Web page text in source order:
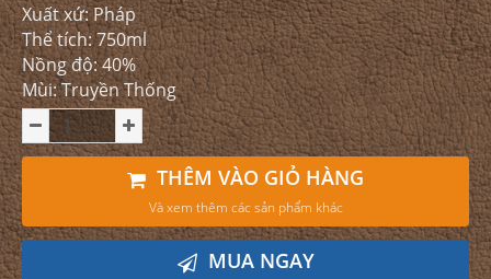
Xuất xứ: Pháp
Thể tích: 750ml
Nồng độ: 40%
Mùi: Truyền Thống
THÊM VÀO GIỎ HÀNG
Và xem thêm các sản phẩm khác
MUA NGAY